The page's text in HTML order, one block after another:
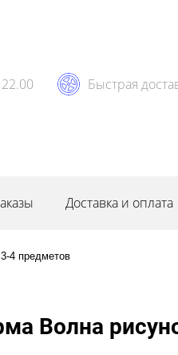
Быстрая
Доставка и оплата
4 предметов
Волна